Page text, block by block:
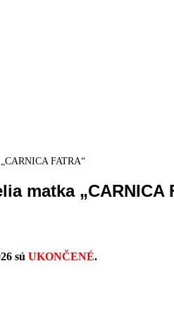
FATRA“
matka „CARNICA
sú UKONČENÉ.